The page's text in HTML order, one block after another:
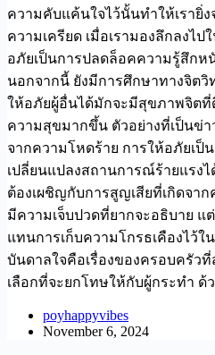
ความคับแค้นใจไว้นั้นทำให้เรายิ่
ความเครียด เมื่อเรามองลึกลงไป
อภัยเป็นการปลดล็อคความรู้สึกห
นอกจากนี้ ยังมีการศึกษาทางจิต
ให้อภัยผู้อื่นได้มักจะมีสุขภาพจิตที่
ความสุขมากขึ้น ตัวอย่างที่เป็นข่
จากความโหดร้าย การให้อภัยเ
เปลี่ยนแปลงสถานการณ์ร้ายแรง
ต้องเผชิญกับการสูญเสียที่เกิดจา
มีความเจ็บปวดที่ยากจะอธิบาย แ
แทนการเก็บความโกรธเคืองไว้
บันดาลใจคือเรื่องของครอบครัว
เลือกที่จะยกโทษให้กับผู้กระทำ ด้
poyhappyvibes
November 6, 2024